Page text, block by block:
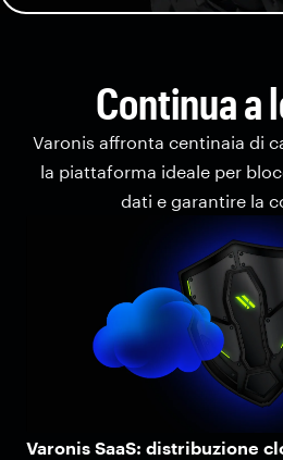
Continua a
Varonis affronta centinaia di
la piattaforma ideale per
dati e garantire la
Varonis SaaS: distribuzione